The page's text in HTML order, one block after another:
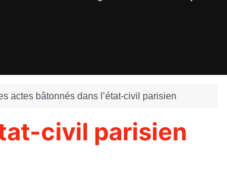
actes bâtonnés dans l’état-civil parisien
civil parisien